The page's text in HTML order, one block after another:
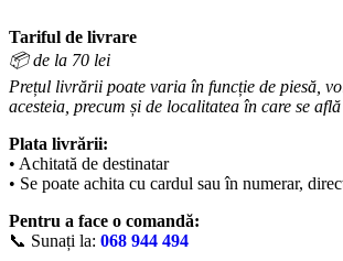
Tariful de livrare
📦 de la 70 lei
Prețul livrării poate varia în funcție de piesă,
acesteia, precum și de localitatea în care se
Plata livrării:
• Achitată de destinatar
• Se poate achita cu cardul sau în numerar,
Pentru a face o comandă:
📞 Sunați la: 068 944 494